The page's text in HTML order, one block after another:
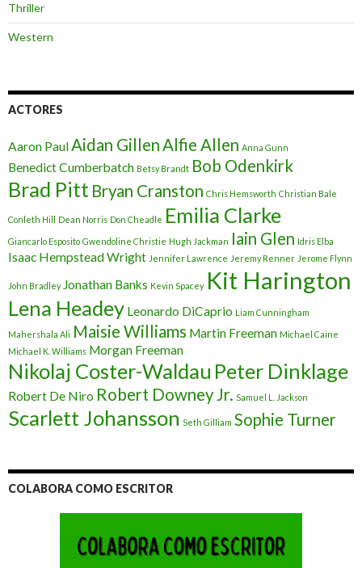
Thriller
Western
ACTORES
Aaron PaulAidan GillenAlfie Allen Anna Gunn
Benedict Cumberbatch Betsy Brandt Bob Odenkirk
Brad Pitt Bryan Cranston Chris Hemsworth Christian Bale
Conleth Hill Dean Norris Don Cheadle Emilia Clarke
Giancarlo Esposito Gwendoline Christie Hugh Jackman Iain Glen Idris Elba
Isaac Hempstead Wright Jennifer Lawrence Jeremy Renner Jerome Flynn
John Bradley Jonathan Banks Kevin Spacey Kit Harington
Lena Headey Leonardo DiCaprio Liam Cunningham
Mahershala Ali Maisie Williams Martin Freeman Michael Caine
Michael K. Williams Morgan Freeman
Nikolaj Coster-Waldau Peter Dinklage
Robert De Niro Robert Downey Jr. Samuel L. Jackson
Scarlett Johansson Seth Gilliam Sophie Turner
COLABORA COMO ESCRITOR